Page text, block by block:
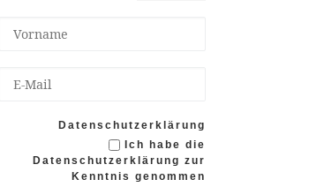
Datenschutzerklärung
Ich habe die
Datenschutzerklärung zur
Kenntnis genommen